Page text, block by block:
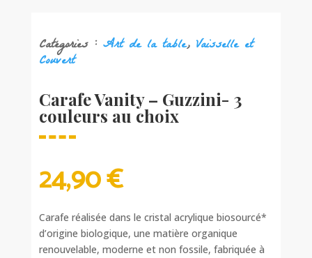
Catégories : Art de la table, Vaisselle et
Couvert
Carafe Vanity – Guzzini- 3
couleurs au choix
24,90€
Carafe réalisée dans le cristal acrylique biosourcé*
d’origine biologique, une matière organique
renouvelable, moderne et non fossile, fabriquée à